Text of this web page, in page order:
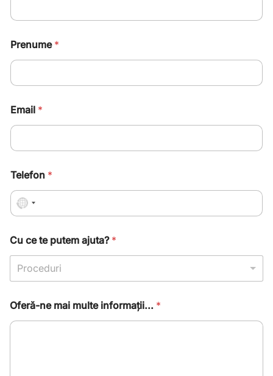
Prenume *
Email *
Telefon *
N
o
c
u
n
r
Cu ce te putem ajuta? *
Proceduri
Oferă-ne mai multe informații... *